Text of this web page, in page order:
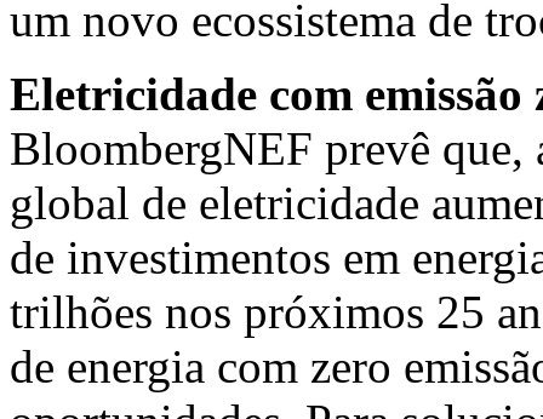
um novo ecossistema de
Eletricidade com emissão
BloombergNEF prevê que,
global de eletricidade
de investimentos em
trilhões nos próximos 25
de energia com zero